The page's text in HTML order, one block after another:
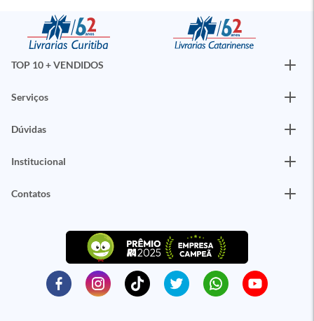
TOP 10 + VENDIDOS
Serviços
Dúvidas
Institucional
Contatos